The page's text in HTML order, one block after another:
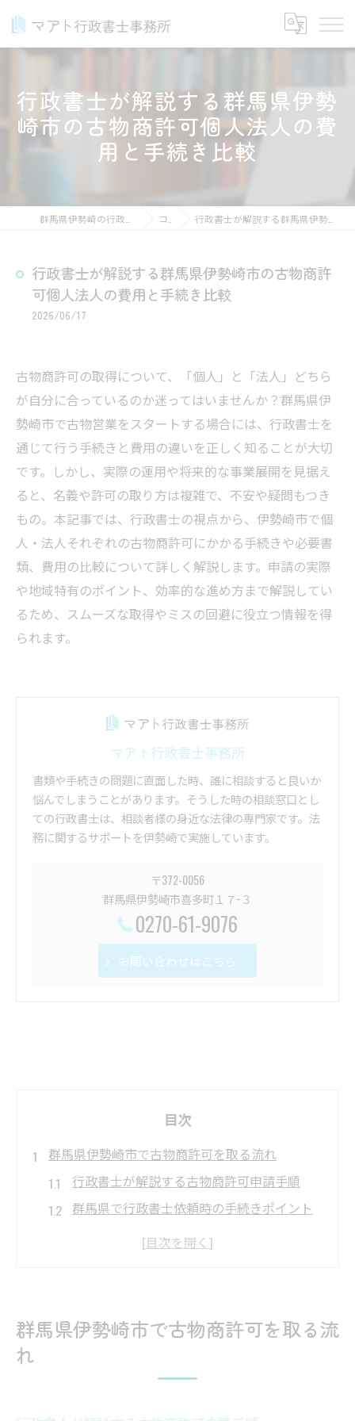
行政書士が解説する群馬県伊勢
崎市の古物商許可個人法人の費
用と手続き比較
コラム 行政書士が解説する群馬県伊勢崎市の古物商許可個人法人の費用と手続き比較
行政書士が解説する群馬県伊勢崎市の古物商許
可個人法人の費用と手続き比較
2026/06/17
古物商許可の取得について、「個人」と「法人」どちら
が自分に合っているのか迷ってはいませんか？群馬県伊
勢崎市で古物営業をスタートする場合には、行政書士を
通じて行う手続きと費用の違いを正しく知ることが大切
です。しかし、実際の運用や将来的な事業展開を見据え
ると、名義や許可の取り方は複雑で、不安や疑問もつき
もの。本記事では、行政書士の視点から、伊勢崎市で個
人・法人それぞれの古物商許可にかかる手続きや必要書
類、費用の比較について詳しく解説します。申請の実際
や地域特有のポイント、効率的な進め方まで解説してい
るため、スムーズな取得やミスの回避に役立つ情報を得
られます。
マアト行政書士事務所
書類や手続きの問題に直面した時、誰に相談すると良いか
悩んでしまうことがあります。そうした時の相談窓口とし
ての行政書士は、相談者様の身近な法律の専門家です。法
務に関するサポートを伊勢崎で実施しています。
〒372-0056
群馬県伊勢崎市喜多町１７−３
0270-61-9076
お問い合わせはこちら
目次
群馬県伊勢崎市で古物商許可を取る流れ
行政書士が解説する古物商許可申請手順
群馬県で行政書士依頼時の手続きポイント
伊勢崎市の古物商許可取得までの流れ
行政書士による古物商申請の進め方
行政書士が行う書類作成と申請サポート
群馬県伊勢崎市で古物商許可を取る流
れ